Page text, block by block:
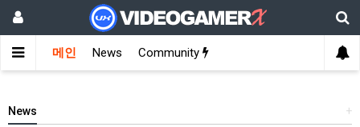
메인 News Community
+
News